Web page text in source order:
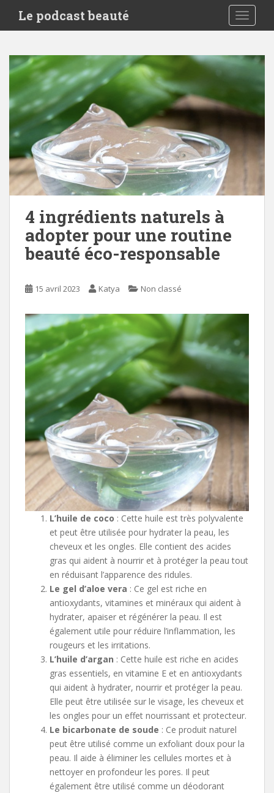
i
Le podcast beauté
4 ingrédients naturels à
adopter pour une routine
beauté éco-responsable
15 avril 2023 Katya Non classé
L’huile de coco : Cette huile est très polyvalente
et peut être utilisée pour hydrater la peau, les
cheveux et les ongles. Elle contient des acides
gras qui aident à nourrir et à protéger la peau tout
en réduisant l’apparence des ridules.
Le gel d’aloe vera : Ce gel est riche en
antioxydants, vitamines et minéraux qui aident à
hydrater, apaiser et régénérer la peau. Il est
également utile pour réduire l’inflammation, les
rougeurs et les irritations.
L’huile d’argan : Cette huile est riche en acides
gras essentiels, en vitamine E et en antioxydants
qui aident à hydrater, nourrir et protéger la peau.
Elle peut être utilisée sur le visage, les cheveux et
les ongles pour un effet nourrissant et protecteur.
Le bicarbonate de soude : Ce produit naturel
peut être utilisé comme un exfoliant doux pour la
peau. Il aide à éliminer les cellules mortes et à
nettoyer en profondeur les pores. Il peut
également être utilisé comme un déodorant